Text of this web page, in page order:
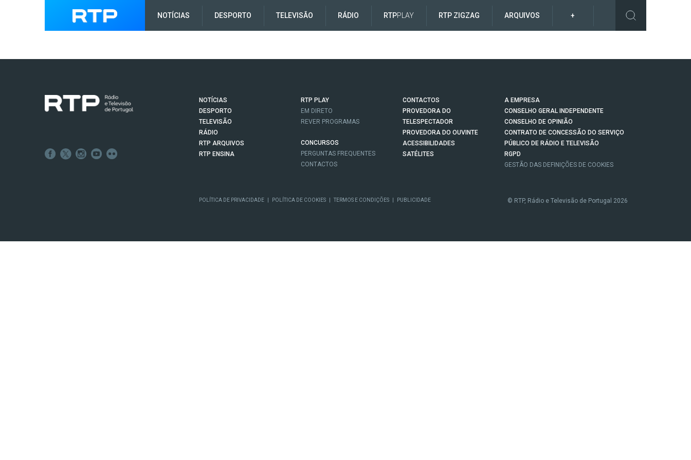
NOTÍCIAS DESPORTO TELEVISÃO RÁDIO RTPPLAY RTP ZIGZAG ARQUIVOS +
NOTÍCIAS
DESPORTO
TELEVISÃO
RÁDIO
RTP ARQUIVOS
RTP ENSINA
RTP PLAY
EM DIRETO
REVER PROGRAMAS
CONCURSOS
PERGUNTAS FREQUENTES
CONTACTOS
CONTACTOS
PROVEDORA DO
TELESPECTADOR
PROVEDORA DO OUVINTE
ACESSIBILIDADES
SATÉLITES
A EMPRESA
CONSELHO GERAL INDEPENDENTE
CONSELHO DE OPINIÃO
CONTRATO DE CONCESSÃO DO SERVIÇO
PÚBLICO DE RÁDIO E TELEVISÃO
RGPD
GESTÃO DAS DEFINIÇÕES DE COOKIES
POLÍTICA DE PRIVACIDADE POLÍTICA DE COOKIES TERMOS E CONDIÇÕES PUBLICIDADE © RTP, Rádio e Televisão de Portugal 2026